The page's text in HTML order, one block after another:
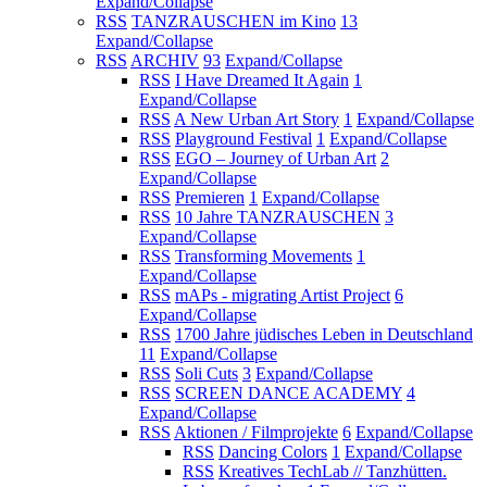
RSS TANZRAUSCHEN im Kino 13
Expand/Collapse
RSS ARCHIV 93 Expand/Collapse
RSS I Have Dreamed It Again 1
Expand/Collapse
RSS A New Urban Art Story 1 Expand/Collapse
RSS Playground Festival 1 Expand/Collapse
RSS EGO – Journey of Urban Art 2
Expand/Collapse
RSS Premieren 1 Expand/Collapse
RSS 10 Jahre TANZRAUSCHEN 3
Expand/Collapse
RSS Transforming Movements 1
Expand/Collapse
RSS mAPs - migrating Artist Project 6
Expand/Collapse
RSS 1700 Jahre jüdisches Leben in Deutschland
11 Expand/Collapse
RSS Soli Cuts 3 Expand/Collapse
RSS SCREEN DANCE ACADEMY 4
Expand/Collapse
RSS Aktionen / Filmprojekte 6 Expand/Collapse
RSS Dancing Colors 1 Expand/Collapse
RSS Kreatives TechLab // Tanzhütten.